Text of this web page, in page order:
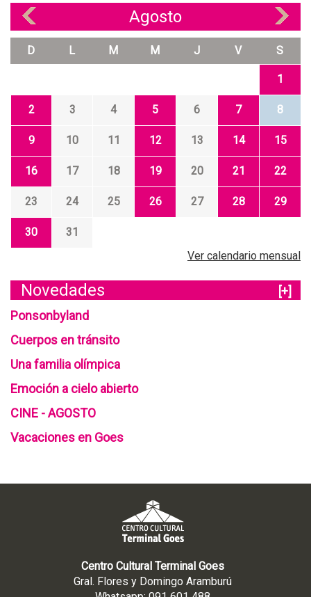
Agosto
D L M M J V S
1
2 3 4 5 6 7 8
9 10 11 12 13 14 15
16 17 18 19 20 21 22
23 24 25 26 27 28 29
30
31
Ver calendario mensual
Novedades
[+]
Ponsonbyland
Cuerpos en tránsito
Una familia olímpica
Emoción a cielo abierto
CINE - AGOSTO
Vacaciones en Goes
Centro Cultural Terminal Goes
Gral. Flores y Domingo Aramburú